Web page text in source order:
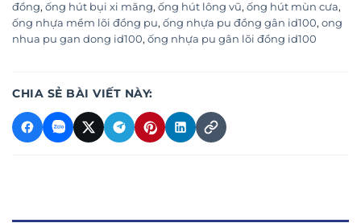
đồng, ống hút bụi xi măng, ống hút lông vũ, ống hút mùn cưa,
ống nhựa mềm lõi đồng pu, ống nhựa pu đồng gân id100, ong
nhua pu gan dong id100, ống nhựa pu gân lõi đồng id100
CHIA SẺ BÀI VIẾT NÀY: